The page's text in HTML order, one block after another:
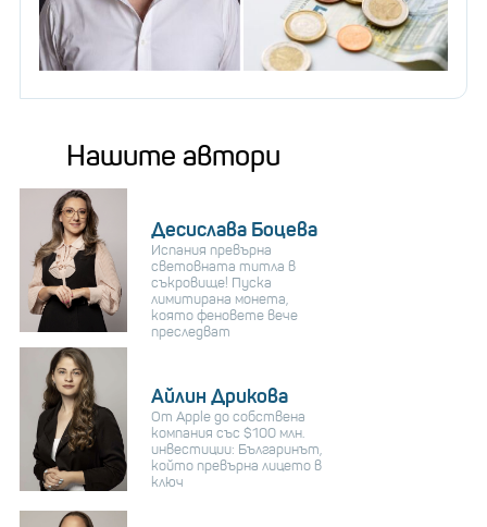
Нашите автори
Десислава Боцева
Испания превърна
световната титла в
съкровище! Пуска
лимитирана монета,
която феновете вече
преследват
Айлин Дрикова
От Apple до собствена
компания със $100 млн.
инвестиции: Българинът,
който превърна лицето в
ключ